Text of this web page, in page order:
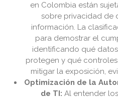
en Colombia están
sobre privacidad de
información. La
para demostrar el
identificando qué
protegen y qué
mitigar la exposición,
Optimización de la
de TI: Al entender